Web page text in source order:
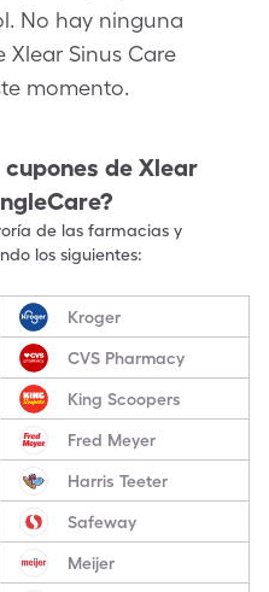
No hay ninguna
Sinus Care
momento.
de Xlear
de las farmacias y
los siguientes:
Kroger
CVS Pharmacy
King Scoopers
Fred Meyer
Harris Teeter
Safeway
Meijer